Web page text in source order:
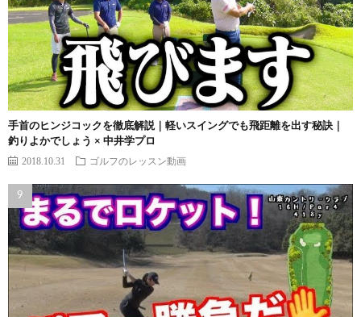
手首のヒンジコックを徹底解説｜軽いスイングでも飛距離を出す秘訣｜
釣りよかでしょう × 中井学プロ
2018.10.31 ゴルフのレッスン動画